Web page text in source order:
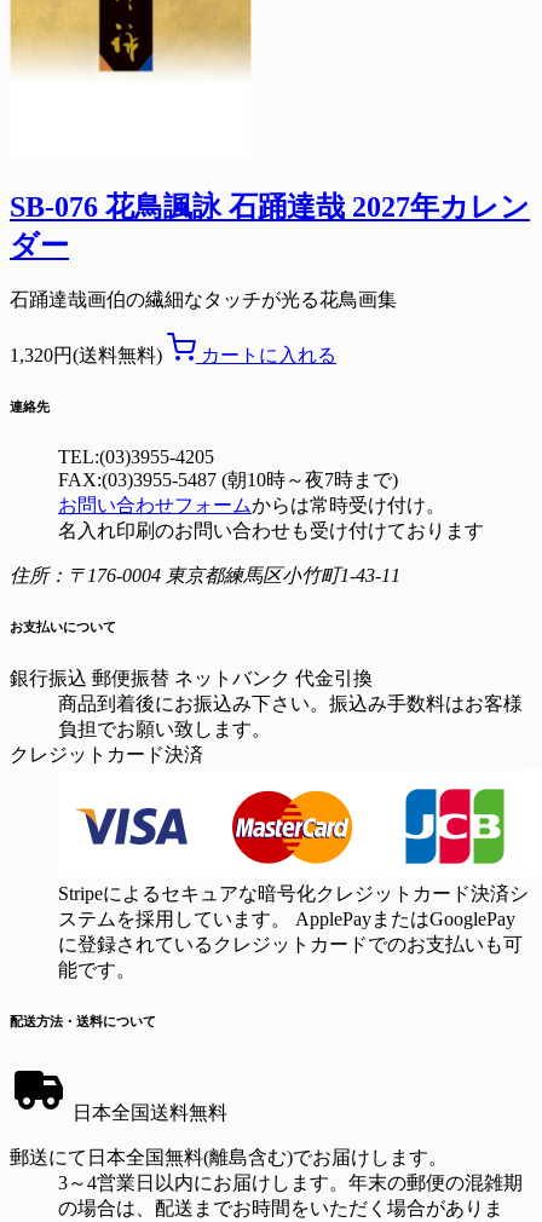
SB-076 花鳥諷詠 石踊達哉 2027年カレン
ダー
石踊達哉画伯の繊細なタッチが光る花鳥画集
1,320円(送料無料) カートに入れる
連絡先
TEL:(03)3955-4205
FAX:(03)3955-5487 (朝10時～夜7時まで)
お問い合わせフォームからは常時受け付け。
名入れ印刷のお問い合わせも受け付けております
住所：〒176-0004 東京都練馬区小竹町1-43-11
お支払いについて
銀行振込 郵便振替 ネットバンク 代金引換
商品到着後にお振込み下さい。振込み手数料はお客様
負担でお願い致します。
クレジットカード決済
Stripeによるセキュアな暗号化クレジットカード決済シ
ステムを採用しています。 ApplePayまたはGooglePay
に登録されているクレジットカードでのお支払いも可
能です。
配送方法・送料について
日本全国送料無料
郵送にて日本全国無料(離島含む)でお届けします。
3～4営業日以内にお届けします。年末の郵便の混雑期
の場合は、配送までお時間をいただく場合がありま